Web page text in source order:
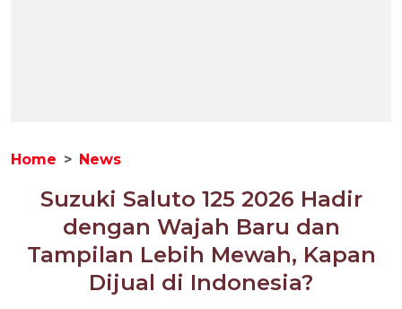
Home News
Suzuki Saluto 125 2026 Hadir
dengan Wajah Baru dan
Tampilan Lebih Mewah, Kapan
Dijual di Indonesia?